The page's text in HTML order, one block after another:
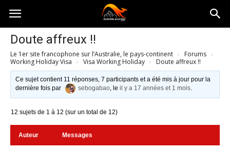
Australia-
australie.com
Doute affreux !!
Le 1er site francophone sur l’Australie, le pays-continent › Forums ›
Working Holiday Visa › Visa Working Holiday › Doute affreux !!
Ce sujet contient 11 réponses, 7 participants et a été mis à jour pour la
dernière fois par
sebogabao, leil y a 17 années et 1 mois.
12 sujets de 1 à 12 (sur un total de 12)
Auteur Messages